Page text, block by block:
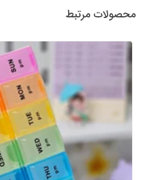
محصولات مرتبط